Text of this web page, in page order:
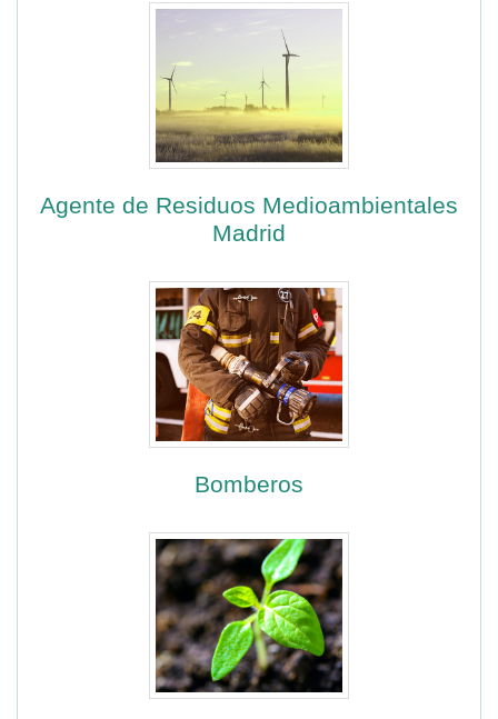
Agente de Residuos Medioambientales
Madrid
Bomberos